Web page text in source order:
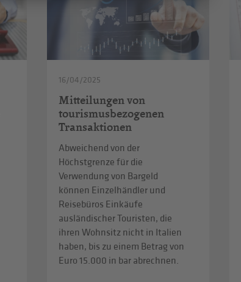
16/04/2025
Mitteilungen von
tourismusbezogenen
Transaktionen
Abweichend von der
Höchstgrenze für die
Verwendung von Bargeld
können Einzelhändler und
Reisebüros Einkäufe
ausländischer Touristen, die
ihren Wohnsitz nicht in Italien
haben, bis zu einem Betrag von
Euro 15.000 in bar abrechnen.